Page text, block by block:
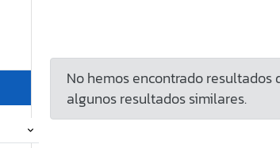
No hemos encontrado resultados
algunos resultados similares.